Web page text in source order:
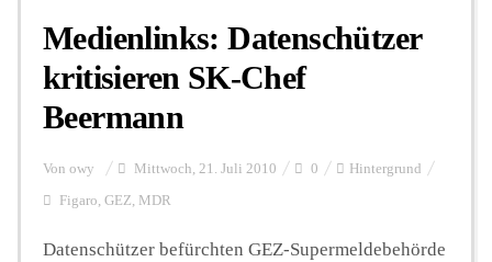
Medienlinks: Datenschützer
kritisieren SK-Chef
Beermann
Von owy Mittwoch, 21. Juli 2010 0 Hintergrund
Figaro, GEZ, MDR
Datenschützer befürchten GEZ-Supermeldebehörde